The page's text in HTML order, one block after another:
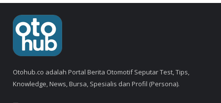
Otohub.co adalah Portal Berita Otomotif Seputar Test, Tips,
Knowledge, News, Bursa, Spesialis dan Profil (Persona).